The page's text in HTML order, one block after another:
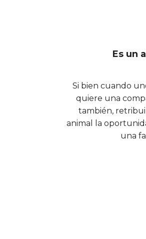
Es un
Si bien cuando
quiere una
también,
animal la
una